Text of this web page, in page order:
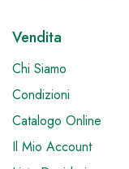
Vendita
Chi Siamo
Condizioni
Catalogo Online
Il Mio Account